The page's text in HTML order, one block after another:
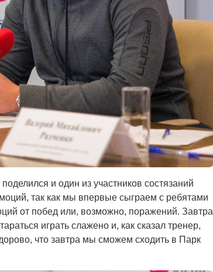
и один из участников состязаний
так как мы впервые сыграем с ребятами
от побед или, возможно, поражений. Завтра
играть слажено и, как сказал тренер,
что завтра мы сможем сходить в Парк